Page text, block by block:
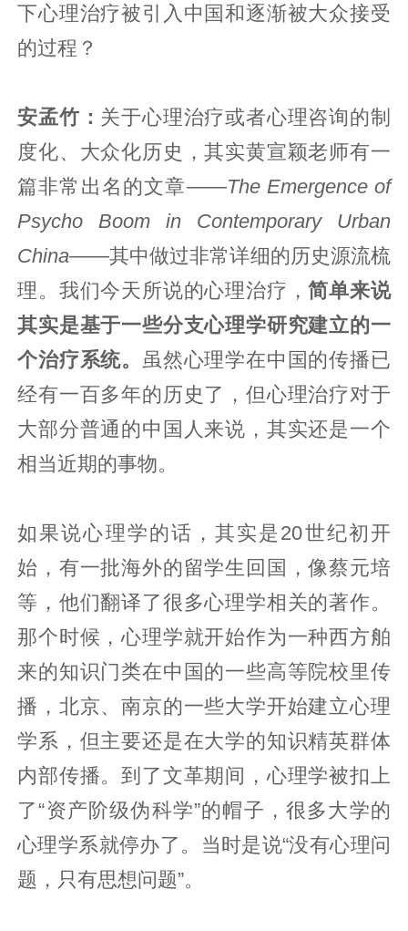
下心理治疗被引入中国和逐渐被大众接受
的过程？
安孟竹： 关于心理治疗或者心理咨询的制
度化、大众化历史，其实黄宣颖老师有一
篇非常出名的文章——The Emergence of
Psycho Boom in Contemporary Urban
China——其中做过非常详细的历史源流梳
理。我们今天所说的心理治疗，简单来说
其实是基于一些分支心理学研究建立的一
个治疗系统。 虽然心理学在中国的传播已
经有一百多年的历史了，但心理治疗对于
大部分普通的中国人来说，其实还是一个
相当近期的事物。
如果说心理学的话，其实是20世纪初开
始，有一批海外的留学生回国，像蔡元培
等，他们翻译了很多心理学相关的著作。
那个时候，心理学就开始作为一种西方舶
来的知识门类在中国的一些高等院校里传
播，北京、南京的一些大学开始建立心理
学系，但主要还是在大学的知识精英群体
内部传播。到了文革期间，心理学被扣上
了“资产阶级伪科学”的帽子，很多大学的
心理学系就停办了。当时是说“没有心理问
题，只有思想问题”。